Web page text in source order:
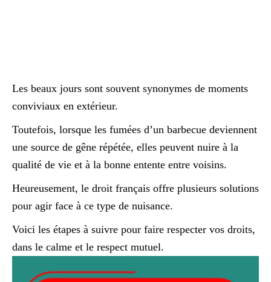
Les beaux jours sont souvent synonymes de moments
conviviaux en extérieur.
Toutefois, lorsque les fumées d’un barbecue deviennent
une source de gêne répétée, elles peuvent nuire à la
qualité de vie et à la bonne entente entre voisins.
Heureusement, le droit français offre plusieurs solutions
pour agir face à ce type de nuisance.
Voici les étapes à suivre pour faire respecter vos droits,
dans le calme et le respect mutuel.